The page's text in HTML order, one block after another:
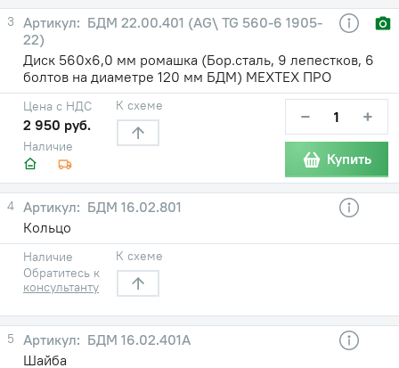
3
БДМ 22.00.401 (AG\ TG 560-6 1905-
22)
Диск 560х6,0 мм ромашка (Бор.сталь, 9 лепестков, 6
болтов на диаметре 120 мм БДМ) МЕХТЕХ ПРО
Наличие
Цена с НДС
2 950 руб.
К схеме − +
Купить
4
БДМ 16.02.801
Кольцо
Наличие
Обратитесь к
консультанту
К схеме
5
БДМ 16.02.401А
Шайба